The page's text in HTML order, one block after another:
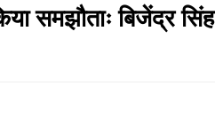
समझौताः बिजेंद्र सिंह